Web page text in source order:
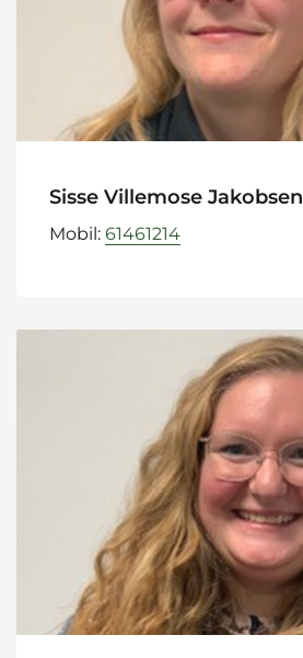
Sisse Villemose Jakobsen
Mobil: 61461214